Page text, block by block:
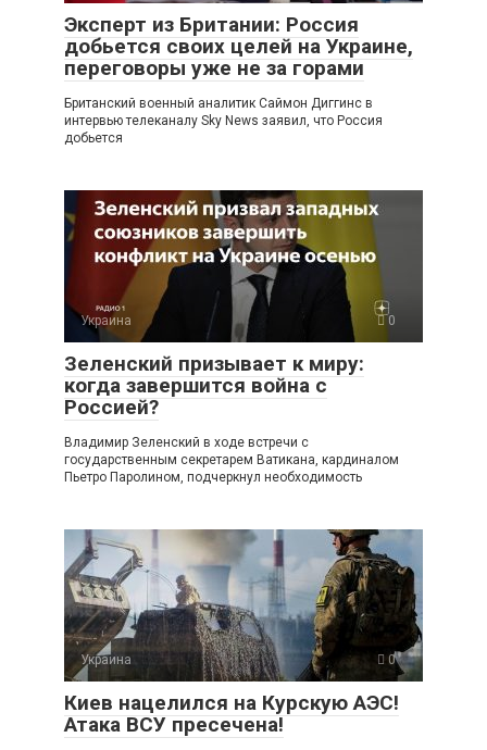
Эксперт из Британии: Россия
добьется своих целей на Украине,
переговоры уже не за горами
Британский военный аналитик Саймон Диггинс в
интервью телеканалу Sky News заявил, что Россия
добьется
Украина 0
Зеленский призывает к миру:
когда завершится война с
Россией?
Владимир Зеленский в ходе встречи с
государственным секретарем Ватикана, кардиналом
Пьетро Паролином, подчеркнул необходимость
Украина 0
Киев нацелился на Курскую АЭС!
Атака ВСУ пресечена!